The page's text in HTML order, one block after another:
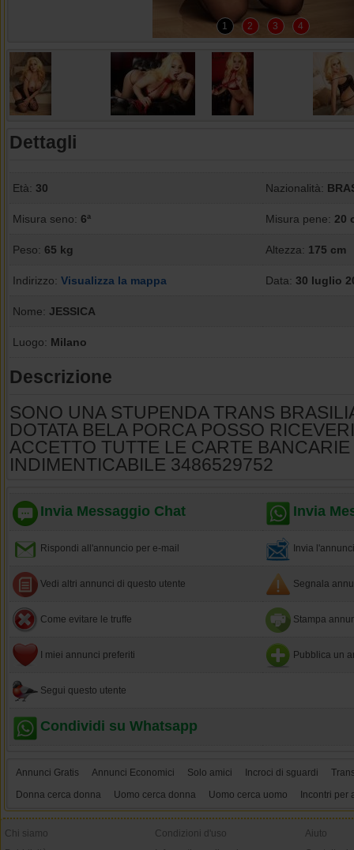
1 2 3 4
Dettagli
Età: 30 Nazionalità:
Misura seno: 6ª Misura pene: 20
Peso: 65 kg Altezza: 175 cm
Indirizzo: Visualizza la mappa Data: 30 luglio
Nome: JESSICA
Luogo: Milano
Descrizione
SONO UNA STUPENDA TRANS
DOTATA BELA PORCA POSSO
ACCETTO TUTTE LE CARTE
INDIMENTICABILE 3486529752
Invia Messaggio Chat Invia
Rispondi all'annuncio per e-mail Invia
Vedi altri annunci di questo utente Segnala
Come evitare le truffe Stampa
I miei annunci preferiti Pubblica un
Segui questo utente
Condividi su Whatsapp
Annunci Gratis Annunci Economici Solo amici Incroci di sguardi
Donna cerca donna
Uomo cerca donna Uomo cerca uomo Incontri per
Chi siamo
Condizioni d'uso
Aiuto